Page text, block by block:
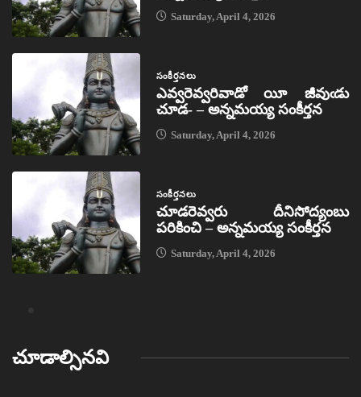
Saturday, April 4, 2026
సంకీర్తనలు
ఎవ్వరెవ్వరివాడో యీ జీవుఁడు
చూడ- – అన్నమయ్య సంకీర్తన
Saturday, April 4, 2026
సంకీర్తనలు
చూడరెవ్వరు దీనిసోద్యంబు
పరికించి – అన్నమయ్య సంకీర్తన
Saturday, April 4, 2026
చూడాల్సినవి